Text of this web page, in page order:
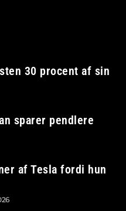
30 procent af sin
sparer pendlere
af Tesla fordi hun